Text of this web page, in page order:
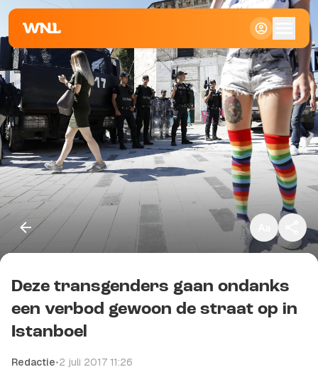
Klein
Standaard
Groot
Kopieer link
Deze transgenders gaan ondanks
een verbod gewoon de straat op in
Istanboel
Redactie•2 juli 2017 11:26